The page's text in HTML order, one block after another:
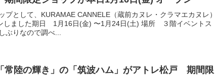
として、KURAMAE CANNELE（蔵前カヌレ・クラマエカヌレ）
しました期日 1月16日(金) 〜1月24日(土) 場所 ３階イベントス
ぶりなので調べ...
常陸の輝き」の「筑波ハム」がアトレ松戸 期間限